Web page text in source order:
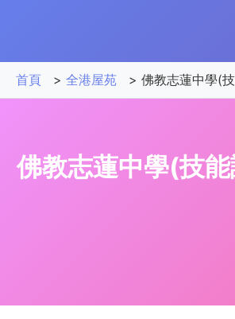
首頁 > 全港屋苑 > 佛教志蓮中學(
佛教志蓮中學(技